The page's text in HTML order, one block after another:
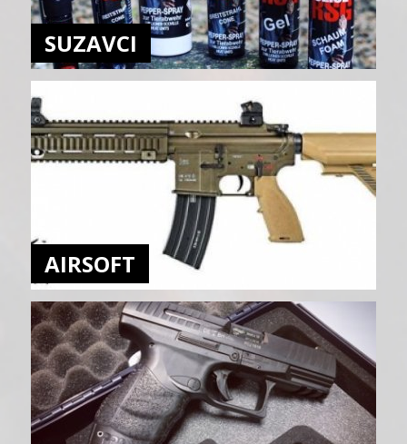
SUZAVCI
AIRSOFT